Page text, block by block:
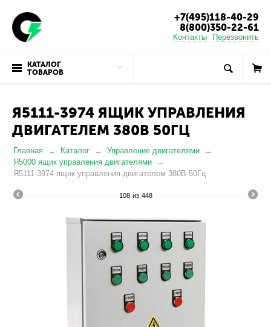
+7(495)118-40-29
8(800)350-22-61
Контакты Перезвонить
КАТАЛОГ
ТОВАРОВ
Я5111-3974 ЯЩИК УПРАВЛЕНИЯ
ДВИГАТЕЛЕМ 380В 50ГЦ
Главная Каталог
Управление двигателями
Я5000 ящик управления двигателями
Я5111-3974 ящик управления двигателем 380В 50Гц
108 из 448